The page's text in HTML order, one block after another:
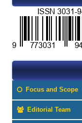
Focus and Scope
Editorial Team